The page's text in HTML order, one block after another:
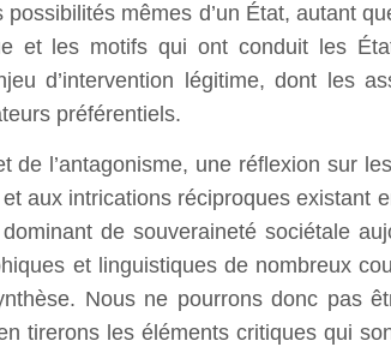
mêmes d’un État, autant
et les motifs qui ont conduit les
d’intervention légitime, dont les
préférentiels.
l’antagonisme, une réflexion sur
aux intrications réciproques existant
de souveraineté sociétale
et linguistiques de nombreux
Nous ne pourrons donc pas
tirerons les éléments critiques qui